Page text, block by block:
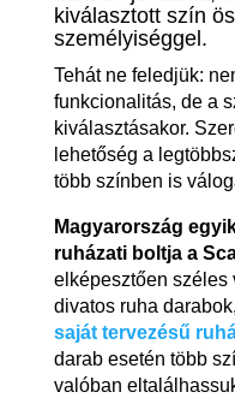
kiválasztott szín
személyiséggel.
Tehát ne feledjük:
funkcionalitás, de a
kiválasztásakor.
lehetőség a
több színben is
Magyarország
ruházati boltja a
elképesztően széles
divatos ruha
saját tervezésű
darab esetén több
valóban